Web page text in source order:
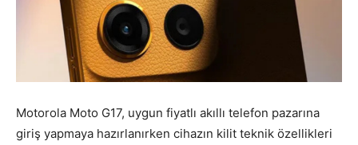
Motorola Moto G17, uygun fiyatlı akıllı telefon pazarına
giriş yapmaya hazırlanırken cihazın kilit teknik özellikleri